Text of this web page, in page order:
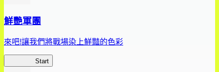
鮮艷軍團
來吧!讓我們將戰場染上鮮豔的色彩
Start